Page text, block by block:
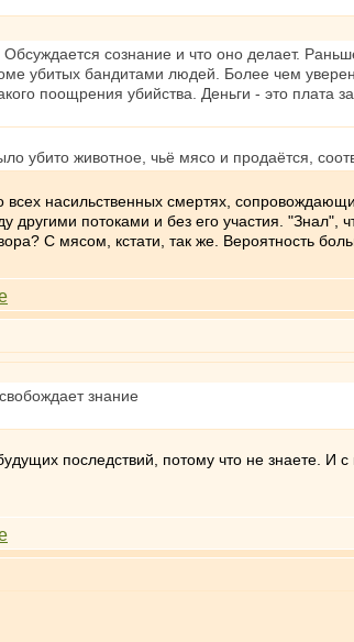
сознание и что оно делает.
убитых бандитами людей. Более чем
поощрения убийства. Деньги - это плата
убито животное, чьё мясо и продаётся,
насильственных смертях,
другими потоками и без его участия. "Знал",
С мясом, кстати, так же. Вероятность
знание
последствий, потому что не знаете. И